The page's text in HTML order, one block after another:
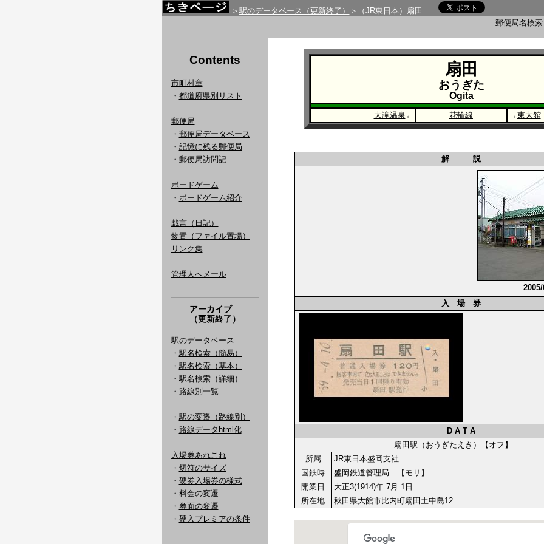
＞ 駅のデータベース（更新終了）
＞（JR東日本）扇田
郵便局名検
Contents
市町村章
・ 都道府県別リスト
郵便局
・ 郵便局データベース
・ 記憶に残る郵便局
・ 郵便局訪問記
ボードゲーム
・ ボードゲーム紹介
戯言（日記）
物置（ファイル置場）
リンク集
管理人へメール
アーカイブ
（更新終了）
駅のデータベース
・ 駅名検索（簡易）
・ 駅名検索（基本）
・駅名検索（詳細）
・ 路線別一覧
・ 駅の変遷（路線別）
・ 路線データhtml化
入場券あれこれ
・ 切符のサイズ
・ 硬券入場券の様式
・ 料金の変遷
・ 券面の変遷
・ 硬入プレミアの条件
扇田
おうぎた
Ogita
大滝温泉 ← 花輪線 →東大館
解 説
入 場 券
D A T A
扇田駅（おうぎたえき）【オフ】
所属
JR東日本盛岡支社
国鉄時
盛岡鉄道管理局 【モリ】
開業日
大正3(1914)年 7月 1日
所在地
秋田県大館市比内町扇田土中島12